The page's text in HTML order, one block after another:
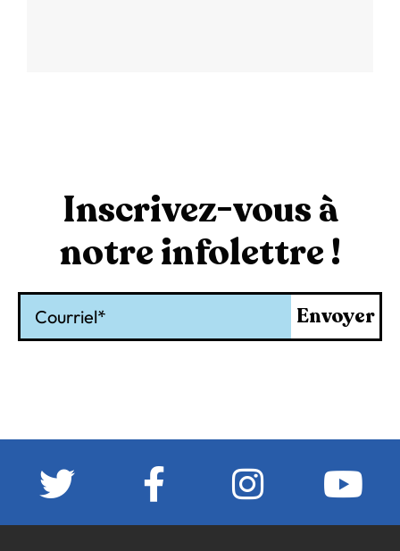
Inscrivez-vous à
notre infolettre !
Envoyer